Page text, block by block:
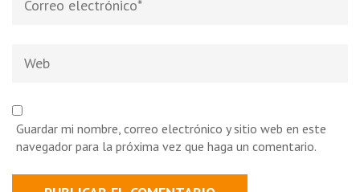
electrónico*
Guardar mi nombre, correo electrónico y sitio web en este
navegador para la próxima vez que haga un comentario.